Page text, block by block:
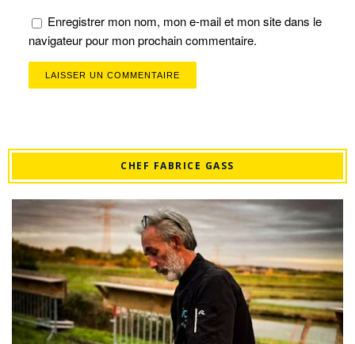
Enregistrer mon nom, mon e-mail et mon site dans le
navigateur pour mon prochain commentaire.
CHEF FABRICE GASS